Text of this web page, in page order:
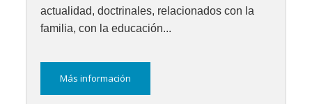
actualidad, doctrinales, relacionados con la
familia, con la educación...
Más información